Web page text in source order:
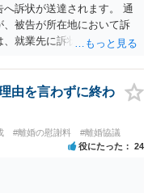
訴状が送達されます。 通
被告が所在地において訴
就業先に訴状が送達され
先の従業員がおり、目撃
などでは、裁判の追行
合や、就業先の従業員に
。 また、仮に訴訟におい
がこれを任意に支払わな
の回収を図ることができ
合には、裁判所から被告
起こったことを事後的に
由を言わずに終わ
#離婚の慰謝料 #離婚協議
役にたった 24